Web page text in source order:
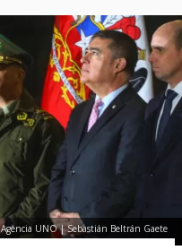
Agencia UNO | Sebastián Beltrán Gaete